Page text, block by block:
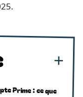
Prime : ce que